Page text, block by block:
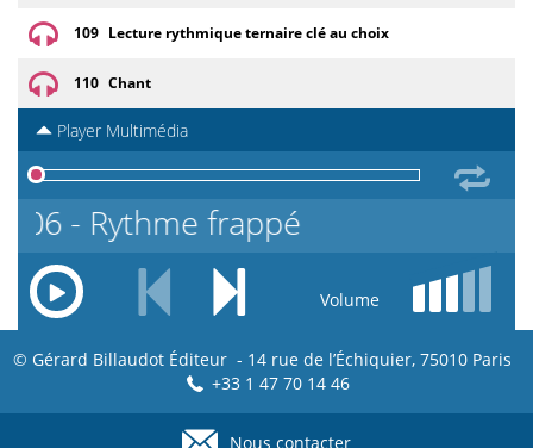
109 Lecture rythmique ternaire clé au choix
110 Chant
Player Multimédia
106 - Rythme frappé
Volume
© Gérard Billaudot Éditeur - 14 rue de l’Échiquier, 75010 Paris
+33 1 47 70 14 46
Nous contacter